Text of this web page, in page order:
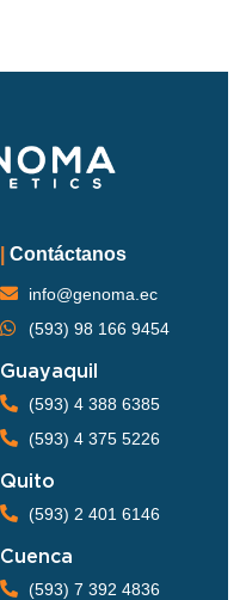
Contáctanos
info@genoma.ec
(593) 98 166 9454
Guayaquil
(593) 4 388 6385
(593) 4 375 5226
Quito
(593) 2 401 6146
Cuenca
(593) 7 392 4836